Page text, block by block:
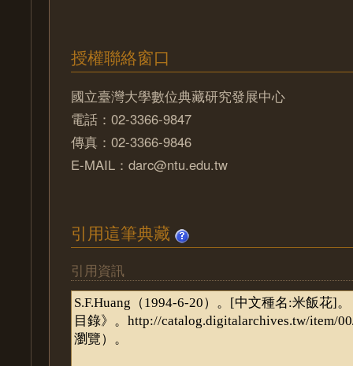
授權聯絡窗口
國立臺灣大學數位典藏研究發展中心
電話：02-3366-9847
傳真：02-3366-9846
E-MAIL：darc@ntu.edu.tw
引用這筆典藏
引用資訊